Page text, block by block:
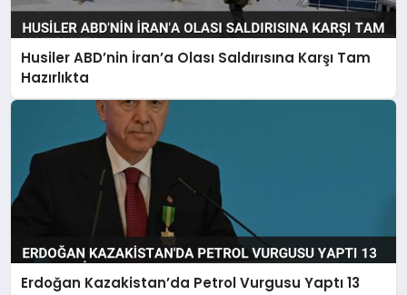
Husiler ABD’nin İran’a Olası Saldırısına Karşı Tam
Hazırlıkta
Erdoğan Kazakistan’da Petrol Vurgusu Yaptı 13